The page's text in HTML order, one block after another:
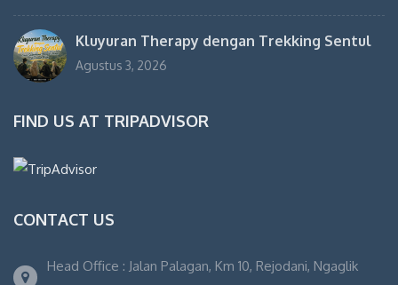
Kluyuran Therapy dengan Trekking Sentul
Agustus 3, 2026
FIND US AT TRIPADVISOR
CONTACT US
Head Office : Jalan Palagan, Km 10, Rejodani, Ngaglik